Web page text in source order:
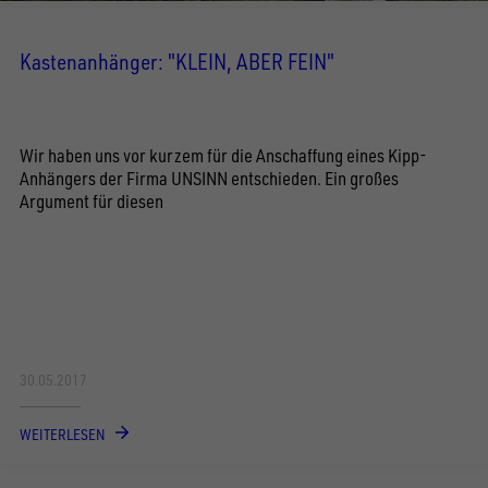
Kastenanhänger: "KLEIN, ABER FEIN"
Wir haben uns vor kurzem für die Anschaffung eines Kipp-
Anhängers der Firma UNSINN entschieden. Ein großes
Argument für diesen
30.05.2017
WEITERLESEN